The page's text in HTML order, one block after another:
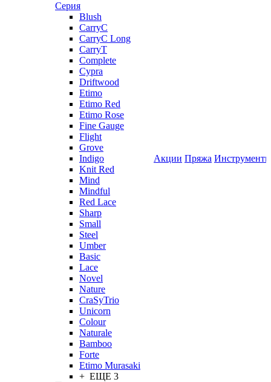
Серия
Blush
CarryC
CarryC Long
CarryT
Complete
Cypra
Driftwood
Etimo
Etimo Red
Etimo Rose
Fine Gauge
Flight
Grove
Indigo
Knit Red
Mind
Mindful
Red Lace
Sharp
Small
Steel
Umber
Basic
Lace
Novel
Nature
CraSyTrio
Unicorn
Colour
Naturale
Bamboo
Forte
Etimo Murasaki
+ ЕЩЕ 3
Акции Пряжа Инструменты